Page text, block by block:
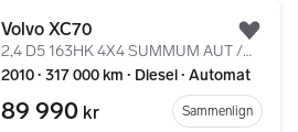
Volvo XC70
2,4 D5 163HK 4X4 SUMMUM AUT /WEBASTO/ACC/KROK/SKINN/++
2010 ∙ 317 000 km ∙ Diesel ∙ Automat
89 990 kr
Sammenlign